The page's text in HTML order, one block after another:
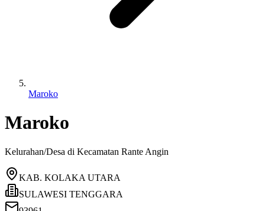
Maroko
Maroko
Kelurahan/Desa di Kecamatan Rante Angin
KAB. KOLAKA UTARA
SULAWESI TENGGARA